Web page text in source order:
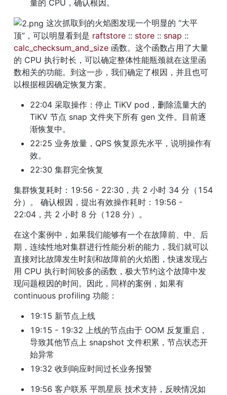
量的 CPU，确认根因。
这次抓取到的火焰图发现一个明显的 “大平
顶”，可以明显看到是 raftstore :: store :: snap ::
calc_checksum_and_size 函数。这个函数占用了大量
的 CPU 执行时长，可以确定整体性能瓶颈就在这里函
数相关的功能。到这一步，我们确定了根因，并且也可
以根据根因确定恢复方案。
22:04 采取操作：停止 TiKV pod，删除流量大的
TiKV 节点 snap 文件夹下所有 gen 文件。目前逐
渐恢复中。
22:25 业务放量，QPS 恢复原先水平，说明操作有
效。
22:30 集群完全恢复
集群恢复耗时：19:56 - 22:30，共 2 小时 34 分（154
分）。 确认根因，提出有效操作耗时：19:56 -
22:04，共 2 小时 8 分（128 分）。
在这个案例中，如果我们能够有一个在故障前、中、后
期，连续性地对集群进行性能分析的能力，我们就可以
直接对比故障发生时刻和故障前的火焰图，快速发现占
用 CPU 执行时间较多的函数，极大节约这个故障中发
现问题根因的时间。因此，同样的案例，如果有
continuous profiling 功能：
19:15 新节点上线
19:15 - 19:32 上线的节点由于 OOM 反复重启，
导致其他节点上 snapshot 文件积累，节点状态开
始异常
19:32 收到响应时间过长业务报警
19:56 客户联系 平凯星辰 技术支持，反映情况如